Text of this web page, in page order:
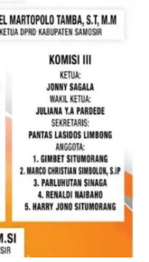
aman, tertib,
HUT
Kedekatan
sambang Door
satu bentuk
yang
kedekatan
Melalui
tidak
informasi
mitra
lingkungan